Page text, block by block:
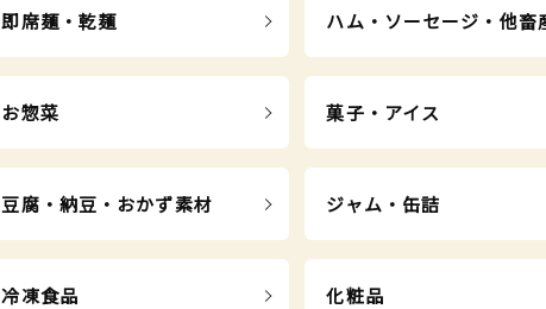
即席麺・乾麺 ハム・ソーセージ・他畜
お惣菜 菓子・アイス
豆腐・納豆・おかず素材 ジャム・缶詰
冷凍食品 化粧品